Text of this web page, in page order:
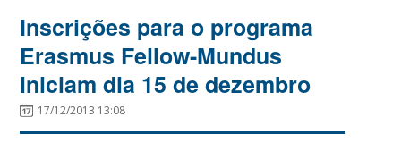
Inscrições para o programa
Erasmus Fellow-Mundus
iniciam dia 15 de dezembro
17/12/2013 13:08